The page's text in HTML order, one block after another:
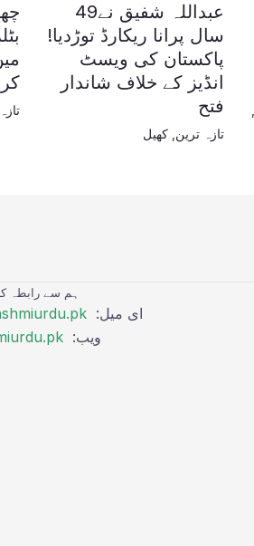
عبداللہ شفیق نے49
سال پرانا ریکارڈ توڑدیا!
پاکستان کی ویسٹ
انڈیز کے خلاف شاندار
فتح
تازہ ترین ,کھیل
ہم سے رابطہ
ای میل:
ویب: